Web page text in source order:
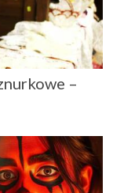
–